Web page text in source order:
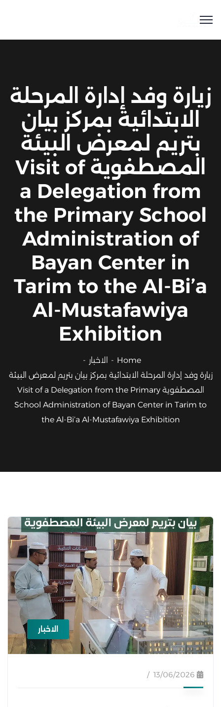
زيارة وفد إدارة المرحلة
الابتدائية بمركز بيان
بتريم لمعرض البيئة
المصطفوية Visit of
a Delegation from
the Primary School
Administration of
Bayan Center in
Tarim to the Al-Bi’a
Al-Mustafawiya
Exhibition
Home
الاخبار
زيارة وفد إدارة المرحلة الابتدائية بمركز بيان بتريم لمعرض البيئة
المصطفوية Visit of a Delegation from the Primary
School Administration of Bayan Center in Tarim to
the Al-Bi’a Al-Mustafawiya Exhibition
الاخبار
13/06/2026